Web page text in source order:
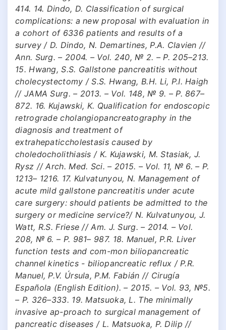
414. 14. Dindo, D. Classification of surgical
complications: a new proposal with evaluation in
a cohort of 6336 patients and results of a
survey / D. Dindo, N. Demartines, P.A. Clavien //
Ann. Surg. – 2004. – Vol. 240, № 2. – P. 205–213.
15. Hwang, S.S. Gallstone pancreatitis without
cholecystectomy / S.S. Hwang, B.H. Li, P.I. Haigh
// JAMA Surg. – 2013. – Vol. 148, № 9. – P. 867–
872. 16. Kujawski, K. Qualification for endoscopic
retrograde cholangiopancreatography in the
diagnosis and treatment of
extrahepaticcholestasis caused by
choledocholithiasis / K. Kujawski, M. Stasiak, J.
Rysz // Arch. Med. Sci. – 2015. – Vol. 11, № 6. – P.
1213– 1216. 17. Kulvatunyou, N. Management of
acute mild gallstone pancreatitis under acute
care surgery: should patients be admitted to the
surgery or medicine service?/ N. Kulvatunyou, J.
Watt, R.S. Friese // Am. J. Surg. – 2014. – Vol.
208, № 6. – P. 981– 987. 18. Manuel, P.R. Liver
function tests and com-mon biliopancreatic
channel kinetics - biliopancreatic reflux / P.R.
Manuel, P.V. Úrsula, P.M. Fabián // Cirugía
Española (English Edition). – 2015. – Vol. 93, №5.
– P. 326–333. 19. Matsuoka, L. The minimally
invasive ap-proach to surgical management of
pancreatic diseases / L. Matsuoka, P. Dilip //